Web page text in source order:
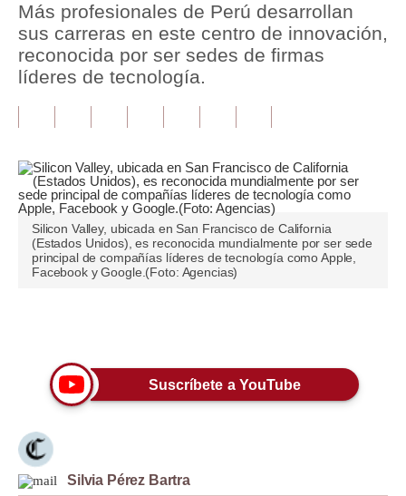
Finanzas Personales
Inmobiliarias
Plus G
Editorial
Pregunta de hoy
Blogs
Viajes
Moda
Estilos
Mundo
Más profesionales de Perú desarrollan
sus carreras en este centro de innovación,
reconocida por ser sedes de firmas
líderes de tecnología.
Silicon Valley, ubicada en San Francisco de California
(Estados Unidos), es reconocida mundialmente por ser sede
principal de compañías líderes de tecnología como Apple,
Facebook y Google.(Foto: Agencias)
Suscríbete a YouTube
Silvia Pérez Bartra